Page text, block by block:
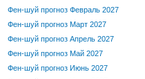
Фен-шуй прогноз Февраль 2027
Фен-шуй прогноз Март 2027
Фен-шуй прогноз Апрель 2027
Фен-шуй прогноз Май 2027
Фен-шуй прогноз Июнь 2027